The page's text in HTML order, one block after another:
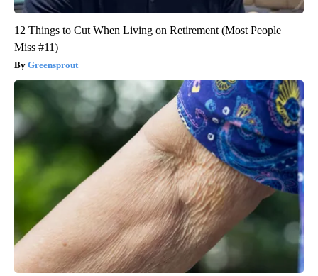
12 Things to Cut When Living on Retirement (Most People
Miss #11)
Greensprout